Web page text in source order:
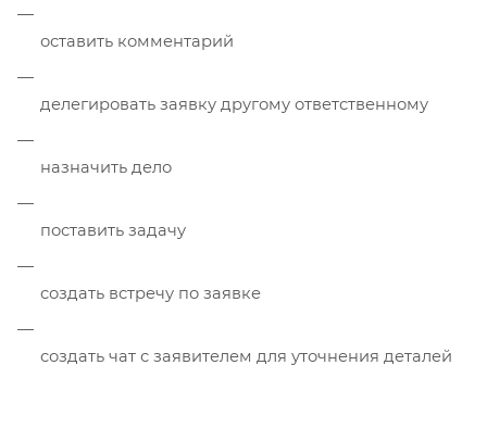
оставить комментарий
делегировать заявку другому ответственному
назначить дело
поставить задачу
создать встречу по заявке
создать чат с заявителем для уточнения деталей